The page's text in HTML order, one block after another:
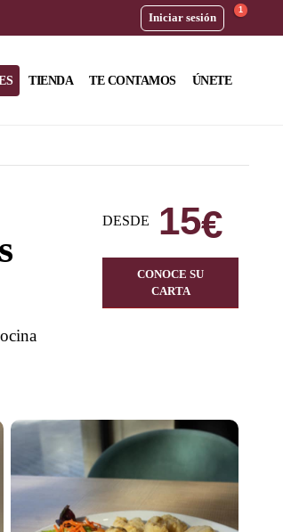
Iniciar sesión
1
TIENDA TE CONTAMOS ÚNETE
DESDE 15€
CONOCE SU
CARTA